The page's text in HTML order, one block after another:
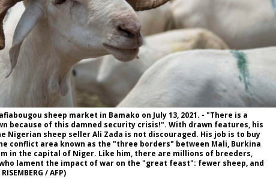
sheep market in Bamako on July 13, 2021. - "There is a
because of this damned security crisis!". With drawn features, his
Nigerian sheep seller Ali Zada is not discouraged. His job is to buy
conflict area known as the "three borders" between Mali, Burkina
in the capital of Niger. Like him, there are millions of breeders,
lament the impact of war on the "great feast": fewer sheep, and
/ AFP)